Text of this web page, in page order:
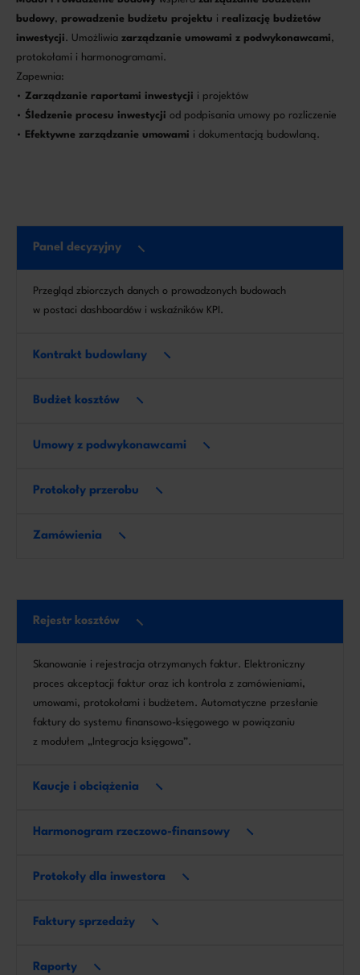
budowy, prowadzenie budżetu projektu i realizację budżetów
inwestycji. Umożliwia zarządzanie umowami z podwykonawcami,
protokołami i harmonogramami.
Zapewnia:
• Zarządzanie raportami inwestycji i projektów
• Śledzenie procesu inwestycji od podpisania umowy po rozliczenie
•
Efektywne zarządzanie umowami i dokumentacją budowlaną.
Panel decyzyjny
Przegląd zbiorczych danych o prowadzonych budowach
w postaci dashboardów i wskaźników KPI.
Kontrakt budowlany
Budżet kosztów
Umowy z podwykonawcami
Protokoły przerobu
Zamówienia
Rejestr kosztów
Skanowanie i rejestracja otrzymanych faktur. Elektroniczny
proces akceptacji faktur oraz ich kontrola z zamówieniami,
umowami, protokołami i budżetem. Automatyczne przesłanie
faktury do systemu finansowo-księgowego w powiązaniu
z modułem „Integracja księgowa”.
Kaucje i obciążenia
Harmonogram rzeczowo-finansowy
Protokoły dla inwestora
Faktury sprzedaży
Raporty